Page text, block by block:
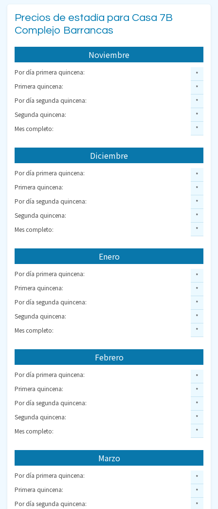
Precios de estadía para Casa 7B
Complejo Barrancas
Noviembre
Por día primera quincena:
Primera quincena:
Por día segunda quincena:
Segunda quincena:
Mes completo:
*
*
*
*
*
Diciembre
Por día primera quincena:
Primera quincena:
Por día segunda quincena:
Segunda quincena:
Mes completo:
*
*
*
*
*
Enero
Por día primera quincena:
Primera quincena:
Por día segunda quincena:
Segunda quincena:
Mes completo:
*
*
*
*
*
Febrero
Por día primera quincena:
Primera quincena:
Por día segunda quincena:
Segunda quincena:
Mes completo:
*
*
*
*
*
Marzo
Por día primera quincena:
Primera quincena:
Por día segunda quincena:
*
*
*